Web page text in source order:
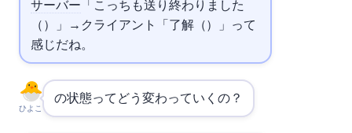
サーバー 「こっちも送り終わりました
（FIN）」→クライアント「了解（ACK）」って
感じだね。
ひよこ
の状態ってどう変わっていくの？